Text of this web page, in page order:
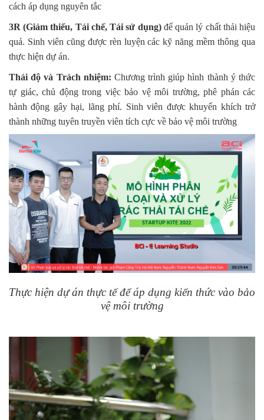
cách áp dụng nguyên tắc
3R (Giảm thiểu, Tái chế, Tái sử dụng)để quản lý chất thải hiệu
quả. Sinh viên cũng được rèn luyện các kỹ năng mềm thông qua
thực hiện dự án.
Thái độ và Trách nhiệm: Chương trình giúp hình thành ý thức
tự giác, chủ động trong việc bảo vệ môi trường, phê phán các
hành động gây hại, lãng phí. Sinh viên được khuyến khích trở
thành những tuyên truyền viên tích cực về bảo vệ môi trường
Thực hiện dự án thực tế để áp dụng kiến thức vào bảo
vệ môi trường